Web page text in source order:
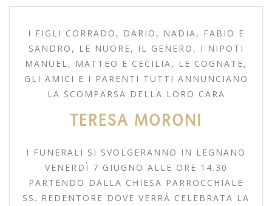
I FIGLI CORRADO, DARIO, NADIA, FABIO E
SANDRO, LE NUORE, IL GENERO, I NIPOTI
MANUEL, MATTEO E CECILIA, LE COGNATE,
GLI AMICI E I PARENTI TUTTI ANNUNCIANO
LA SCOMPARSA DELLA LORO CARA
TERESA MORONI
I FUNERALI SI SVOLGERANNO IN LEGNANO
VENERDÌ 7 GIUGNO ALLE ORE 14.30
PARTENDO DALLA CHIESA PARROCCHIALE
SS. REDENTORE DOVE VERRÀ CELEBRATA LA